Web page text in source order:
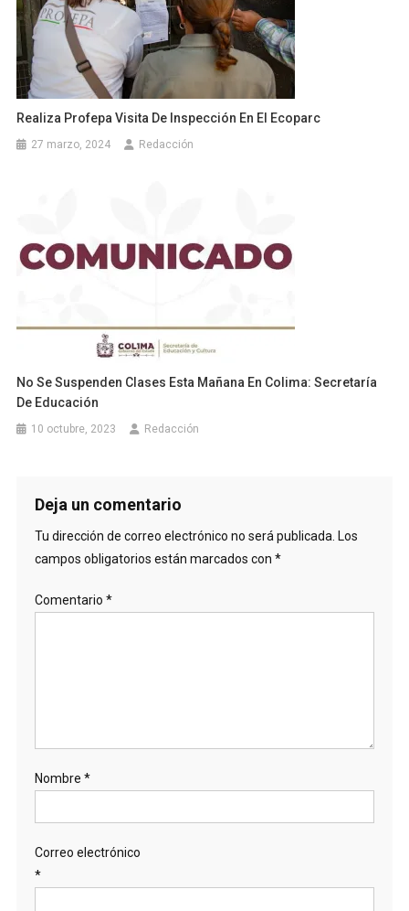
Realiza Profepa Visita De Inspección En El Ecoparc
27 marzo, 2024 Redacción
No Se Suspenden Clases Esta Mañana En Colima: Secretaría
De Educación
10 octubre, 2023 Redacción
Deja un comentario
Tu dirección de correo electrónico no será publicada. Los
campos obligatorios están marcados con *
Comentario *
Nombre *
Correo electrónico
*